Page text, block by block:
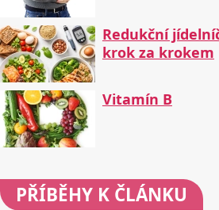
Redukční
krok za krokem
Vitamín B
PŘÍBĚHY K ČLÁNKU